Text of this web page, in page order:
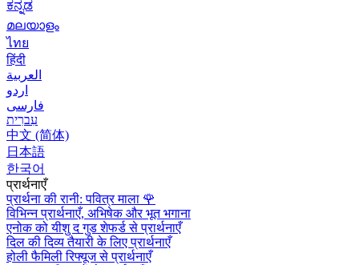
ಕನ್ನಡ
മലയാളം
ไทย
हिंदी
العربية
اردو
فارسی
עִברִית
中文 (简体)
日本語
한국어
प्रार्थनाएँ
प्रार्थना की रानी: पवित्र माला 🌹
विभिन्न प्रार्थनाएँ, अभिषेक और भूत भगाना
एनोक को यीशु द गुड शेफर्ड से प्रार्थनाएँ
दिल की दिव्य तैयारी के लिए प्रार्थनाएँ
होली फैमिली रिफ्यूज से प्रार्थनाएँ